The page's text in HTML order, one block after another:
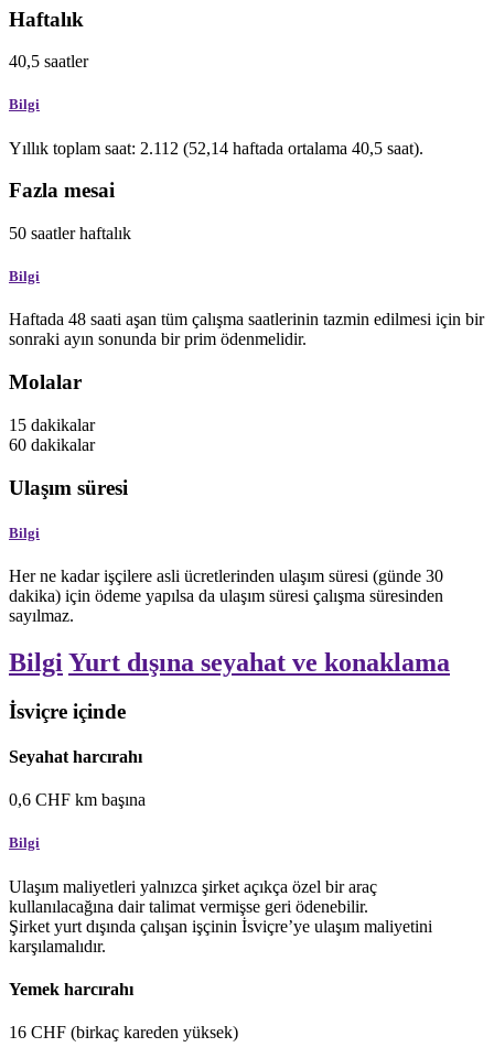
Haftalık
40,5 saatler
Bilgi
Yıllık toplam saat: 2.112 (52,14 haftada ortalama 40,5 saat).
Fazla mesai
50 saatlerhaftalık
Bilgi
Haftada 48 saati aşan tüm çalışma saatlerinin tazmin edilmesi için bir
sonraki ayın sonunda bir prim ödenmelidir.
Molalar
15 dakikalar
60 dakikalar
Ulaşım süresi
Bilgi
Her ne kadar işçilere asli ücretlerinden ulaşım süresi (günde 30
dakika) için ödeme yapılsa da ulaşım süresi çalışma süresinden
sayılmaz.
Bilgi Yurt dışına seyahat ve konaklama
İsviçre içinde
Seyahat harcırahı
0,6 CHF km başına
Bilgi
Ulaşım maliyetleri yalnızca şirket açıkça özel bir araç
kullanılacağına dair talimat vermişse geri ödenebilir.
Şirket yurt dışında çalışan işçinin İsviçre’ye ulaşım maliyetini
karşılamalıdır.
Yemek harcırahı
16 CHF (birkaç kareden yüksek)